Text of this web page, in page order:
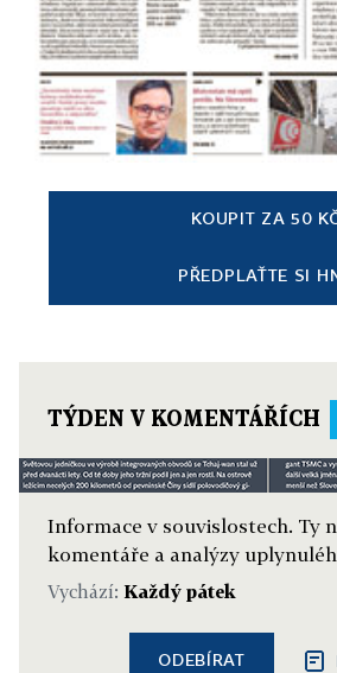
KOUPIT ZA 50
PŘEDPLAŤTE SI
TÝDEN V KOMENTÁŘÍCH
Informace v souvislostech. Ty
komentáře a analýzy
Vychází: Každý pátek
ODEBÍRAT